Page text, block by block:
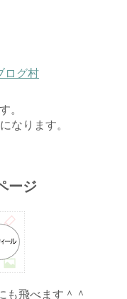
ログ村
。
なります。
ージ
も飛べます＾＾